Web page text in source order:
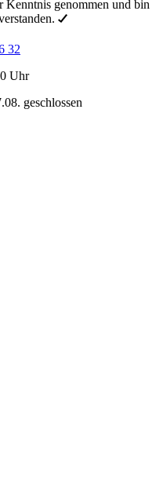
Kenntnis genommen und bin
32
Uhr
geschlossen